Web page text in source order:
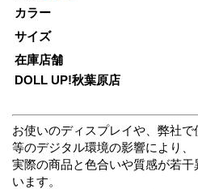
カラー
サイズ
在庫店舗
DOLL UP!秋葉原店
お使いのディスプレイや、弊社
等のデジタル環境の影響により、
実際の商品と色合いや質感が若
います。